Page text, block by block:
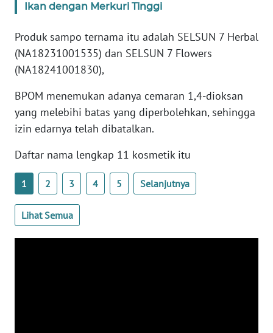
Ikan dengan Merkuri Tinggi
Produk sampo ternama itu adalah SELSUN 7 Herbal
(NA18231001535) dan SELSUN 7 Flowers
(NA18241001830),
BPOM menemukan adanya cemaran 1,4-dioksan
yang melebihi batas yang diperbolehkan, sehingga
izin edarnya telah dibatalkan.
Daftar nama lengkap 11 kosmetik itu
1 2 3 4 5 Selanjutnya
Lihat Semua
JABAR
WN
WN
NTT
WN
KEPRI
WN
PAPUA